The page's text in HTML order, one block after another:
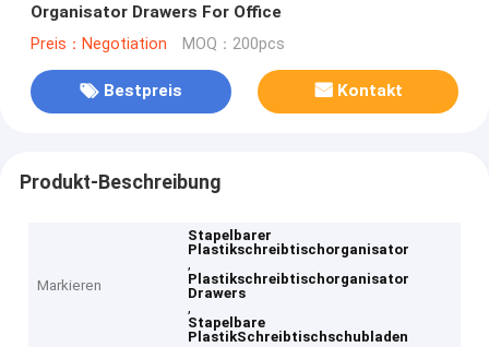
Organisator Drawers For Office
Preis：Negotiation MOQ：200pcs
Bestpreis Kontakt
Produkt-Beschreibung
Markieren
Stapelbarer
Plastikschreibtischorganisator
,
Plastikschreibtischorganisator
Drawers
,
Stapelbare
PlastikSchreibtischschubladen